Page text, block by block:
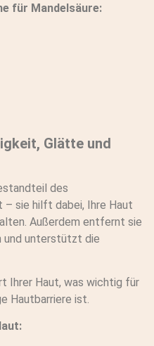
für Mandelsäure:
Glätte und
des
sie hilft dabei, Ihre Haut
Außerdem entfernt sie
und unterstützt die
Ihrer Haut, was wichtig für
Hautbarriere ist.